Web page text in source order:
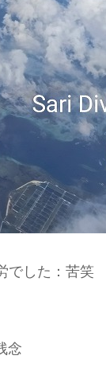
でした：苦笑
念